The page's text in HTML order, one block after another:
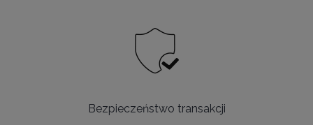
Bezpieczeństwo transakcji